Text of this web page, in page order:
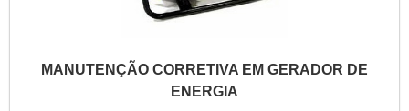
MANUTENÇÃO CORRETIVA EM GERADOR DE
ENERGIA